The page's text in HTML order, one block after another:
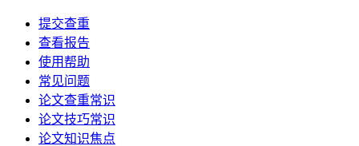
提交查重
查看报告
使用帮助
常见问题
论文查重常识
论文技巧常识
论文知识焦点